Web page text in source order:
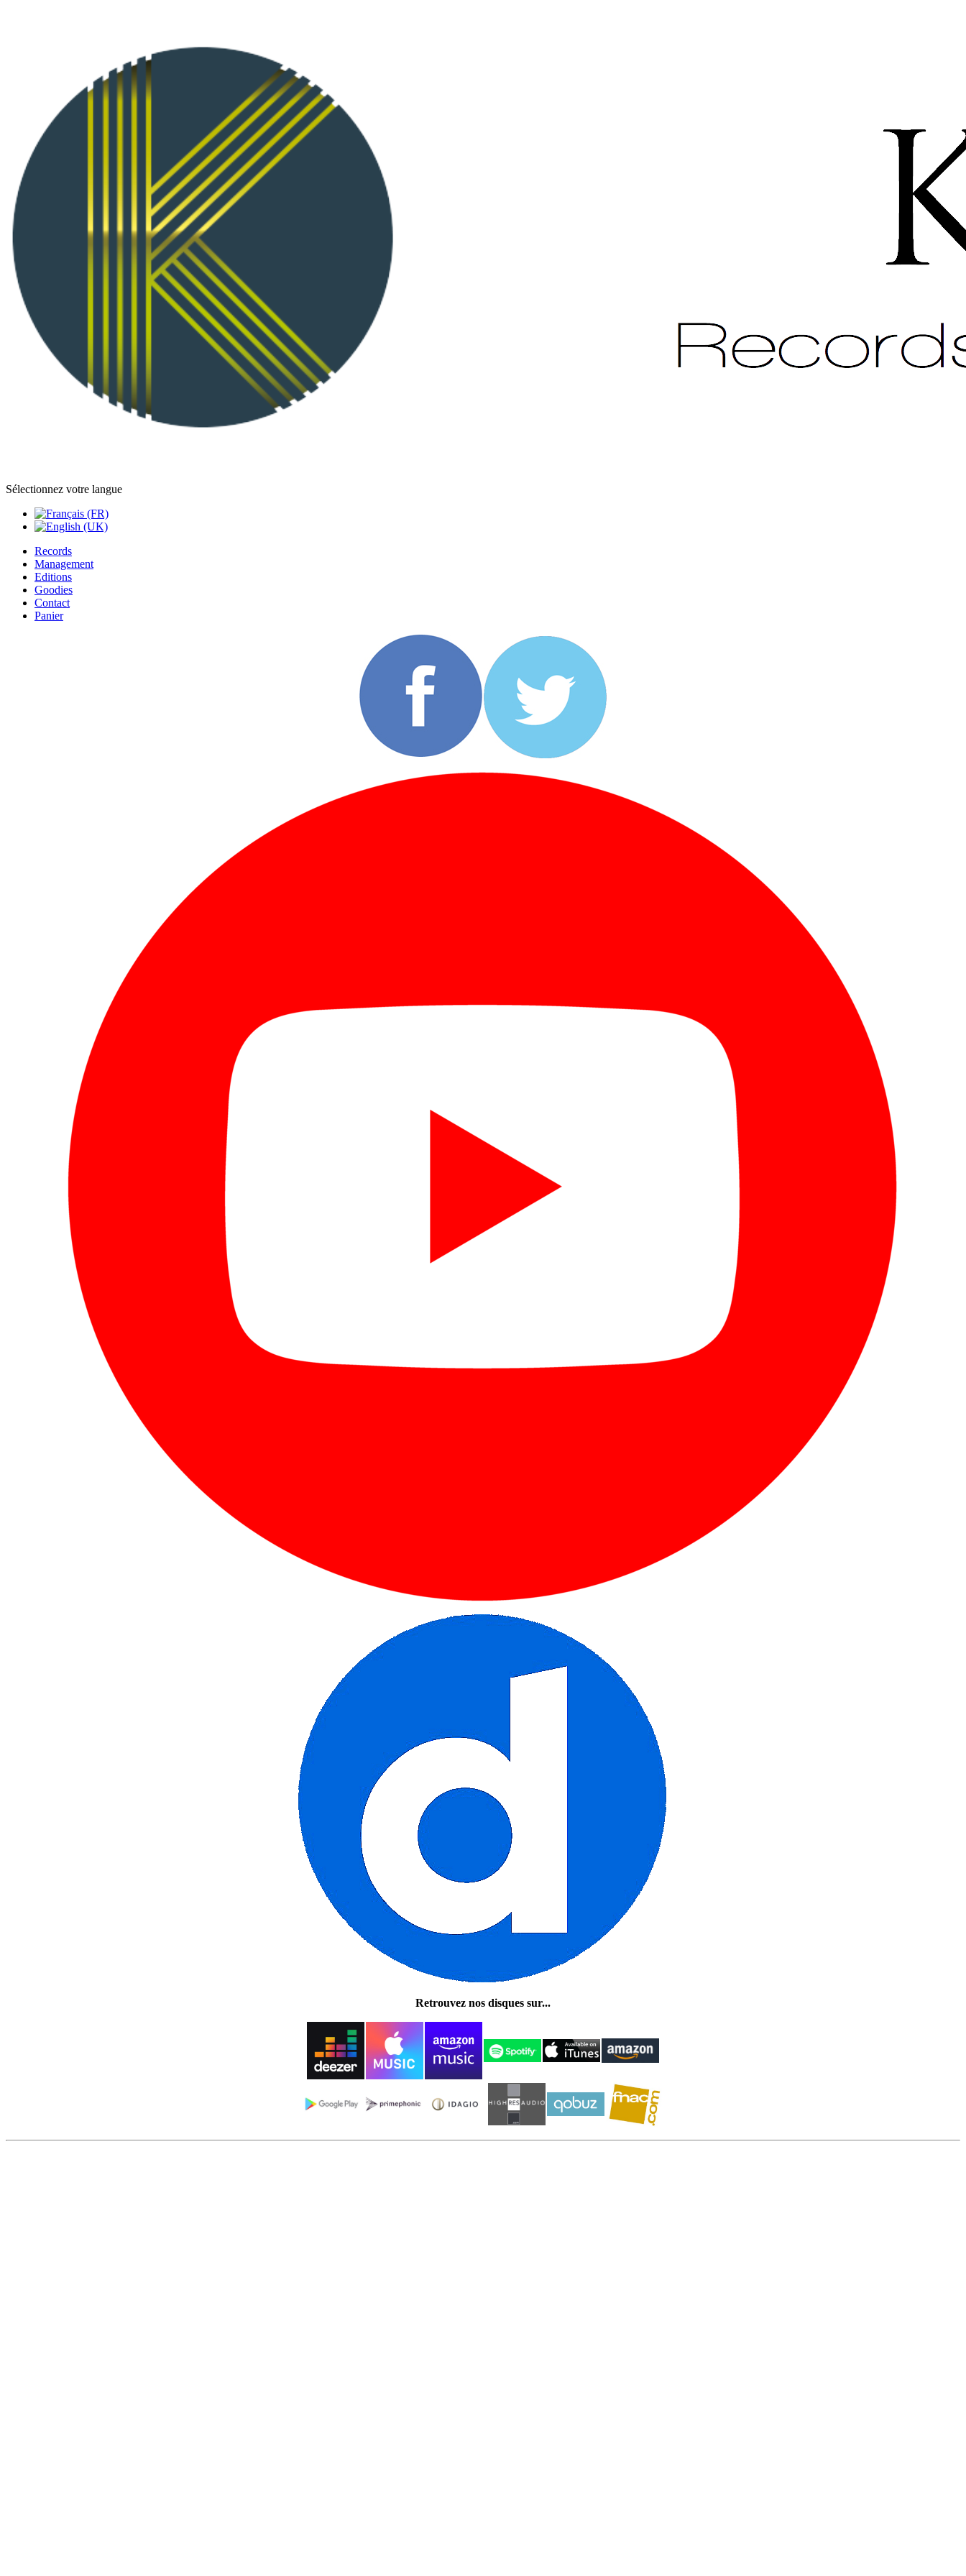
Sélectionnez votre langue
Records
Management
Editions
Goodies
Contact
Panier
Retrouvez nos disques sur...